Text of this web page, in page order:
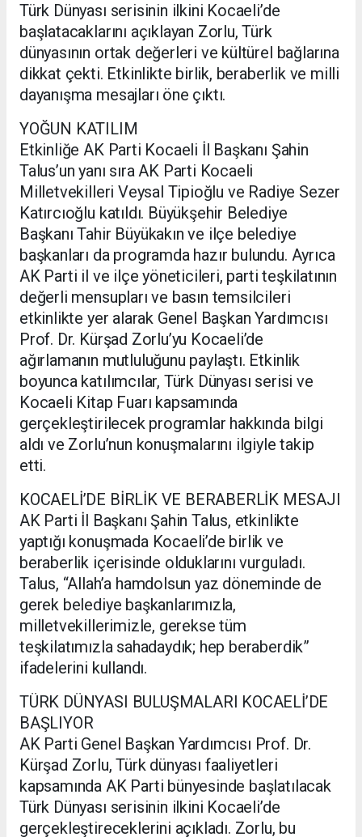
Türk Dünyası serisinin ilkini Kocaeli’de
başlatacaklarını açıklayan Zorlu, Türk
dünyasının ortak değerleri ve kültürel bağlarına
dikkat çekti. Etkinlikte birlik, beraberlik ve milli
dayanışma mesajları öne çıktı.
YOĞUN KATILIM
Etkinliğe AK Parti Kocaeli İl Başkanı Şahin
Talus’un yanı sıra AK Parti Kocaeli
Milletvekilleri Veysal Tipioğlu ve Radiye Sezer
Katırcıoğlu katıldı. Büyükşehir Belediye
Başkanı Tahir Büyükakın ve ilçe belediye
başkanları da programda hazır bulundu. Ayrıca
AK Parti il ve ilçe yöneticileri, parti teşkilatının
değerli mensupları ve basın temsilcileri
etkinlikte yer alarak Genel Başkan Yardımcısı
Prof. Dr. Kürşad Zorlu’yu Kocaeli’de
ağırlamanın mutluluğunu paylaştı. Etkinlik
boyunca katılımcılar, Türk Dünyası serisi ve
Kocaeli Kitap Fuarı kapsamında
gerçekleştirilecek programlar hakkında bilgi
aldı ve Zorlu’nun konuşmalarını ilgiyle takip
etti.
KOCAELİ’DE BİRLİK VE BERABERLİK MESAJI
AK Parti İl Başkanı Şahin Talus, etkinlikte
yaptığı konuşmada Kocaeli’de birlik ve
beraberlik içerisinde olduklarını vurguladı.
Talus, “Allah’a hamdolsun yaz döneminde de
gerek belediye başkanlarımızla,
milletvekillerimizle, gerekse tüm
teşkilatımızla sahadaydık; hep beraberdik”
ifadelerini kullandı.
TÜRK DÜNYASI BULUŞMALARI KOCAELİ’DE
BAŞLIYOR
AK Parti Genel Başkan Yardımcısı Prof. Dr.
Kürşad Zorlu, Türk dünyası faaliyetleri
kapsamında AK Parti bünyesinde başlatılacak
Türk Dünyası serisinin ilkini Kocaeli’de
gerçekleştireceklerini açıkladı. Zorlu, bu